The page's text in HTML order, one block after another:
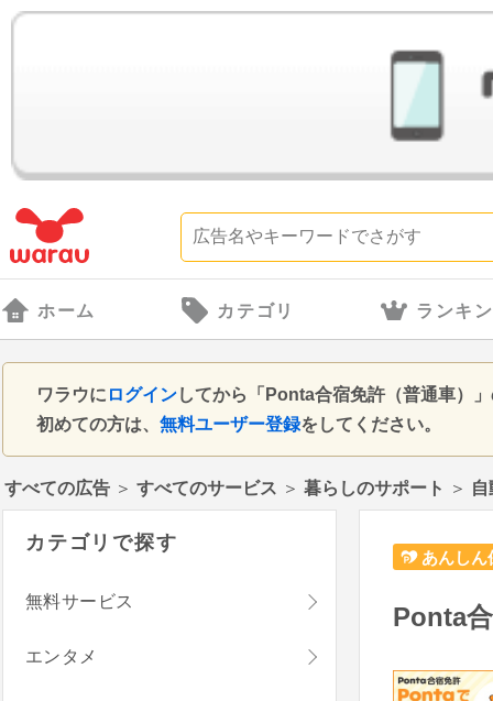
ホーム カテゴリ ランキ
ワラウに ログインしてから「Ponta合宿免許（普通車）
初めての方は、 無料ユーザー登録をしてください。
すべての広告 ＞ すべてのサービス ＞ 暮らしのサポート ＞
あんしん
Ponta
カテゴリで探す
無料サービス
エンタメ